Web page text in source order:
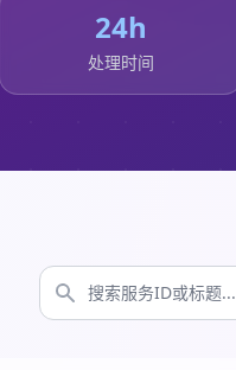
24h
处理时间